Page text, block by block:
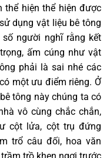
thể hiện thể hiện được
dụng vật liệu bê tông
người nghĩ rằng kết
ấm cúng như vật
phải là sai nhé các
một ưu điểm riêng. Ở
tông này chúng ta có
vô cùng chắc chắn,
cột lửa, cột trụ đứng
trổ câu đối, hoa văn